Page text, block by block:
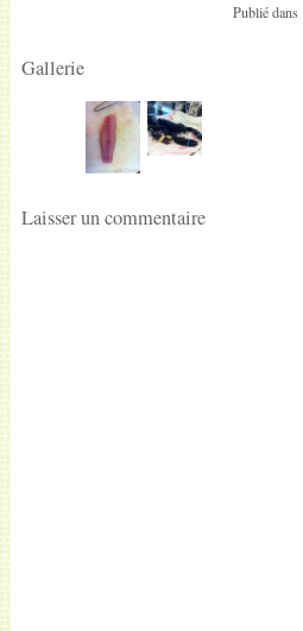
Publié dans
Gallerie
Laisser un commentaire